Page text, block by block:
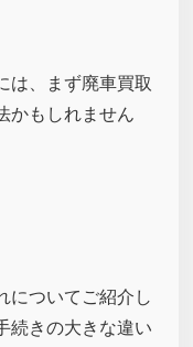
は、まず廃車買取
かもしれません
についてご紹介し
続きの大きな違い